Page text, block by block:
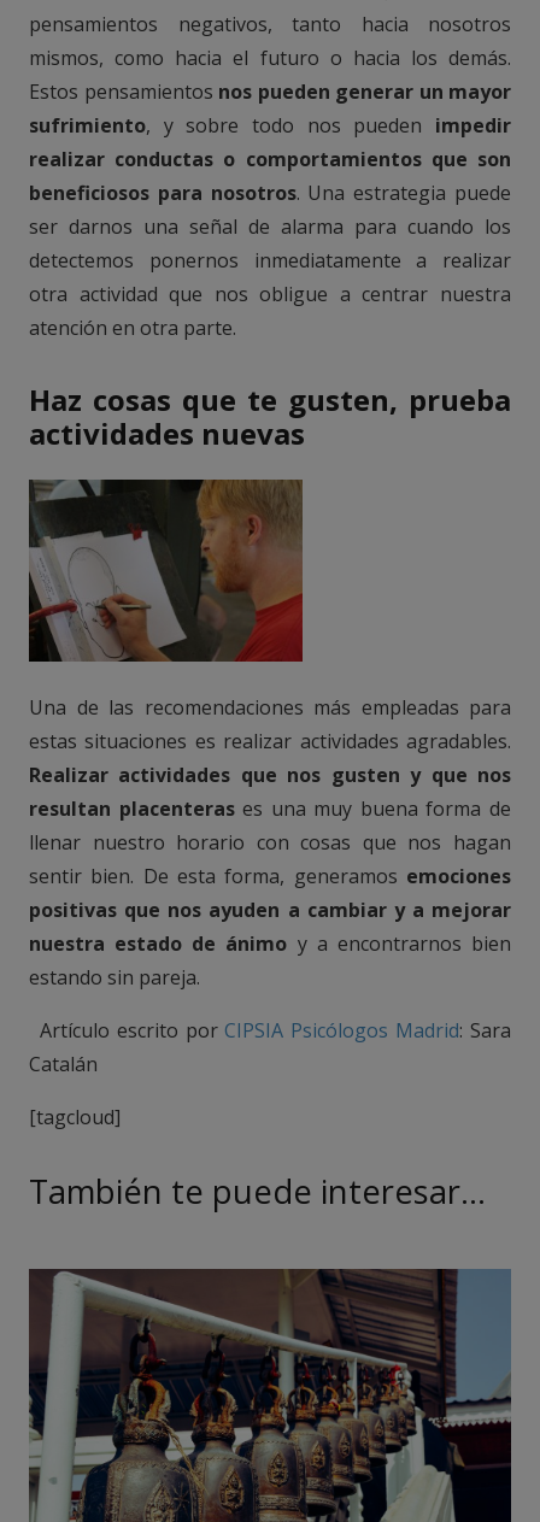
pensamientos negativos, tanto hacia nosotros
mismos, como hacia el futuro o hacia los demás.
Estos pensamientos nos pueden generar un mayor
sufrimiento, y sobre todo nos pueden impedir
realizar conductas o comportamientos que son
beneficiosos para nosotros. Una estrategia puede
ser darnos una señal de alarma para cuando los
detectemos ponernos inmediatamente a realizar
otra actividad que nos obligue a centrar nuestra
atención en otra parte.
Haz cosas que te gusten, prueba
actividades nuevas
Una de las recomendaciones más empleadas para
estas situaciones es realizar actividades agradables.
Realizar actividades que nos gusten y que nos
resultan placenterases una muy buena forma de
llenar nuestro horario con cosas que nos hagan
sentir bien. De esta forma, generamos emociones
positivas que nos ayuden a cambiar y a mejorar
nuestra estado de ánimo y a encontrarnos bien
estando sin pareja.
Artículo escrito por CIPSIA Psicólogos Madrid: Sara
Catalán
[tagcloud]
También te puede interesar…